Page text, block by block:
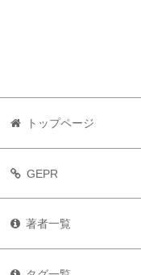
トップページ
GEPR
著者一覧